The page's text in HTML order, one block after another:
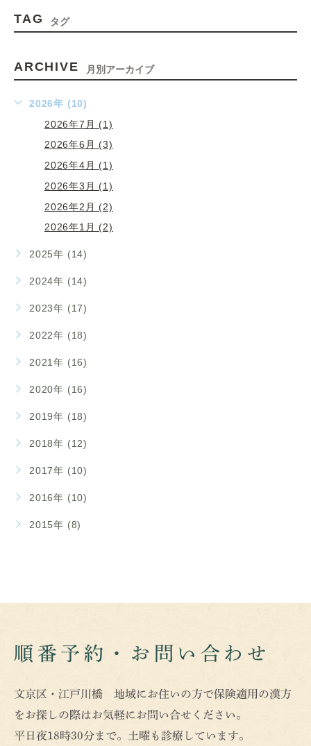
TAG タグ
ARCHIVE 月別アーカイブ
2026年 (10)
2026年7月 (1)
2026年6月 (3)
2026年4月 (1)
2026年3月 (1)
2026年2月 (2)
2026年1月 (2)
2025年 (14)
2024年 (14)
2023年 (17)
2022年 (18)
2021年 (16)
2020年 (16)
2019年 (18)
2018年 (12)
2017年 (10)
2016年 (10)
2015年 (8)
順番予約・お問い合わせ
文京区・江戸川橋 地域にお住いの方で保険適用の漢方
をお探しの際はお気軽にお問い合せください。
平日夜18時30分まで。土曜も診療しています。